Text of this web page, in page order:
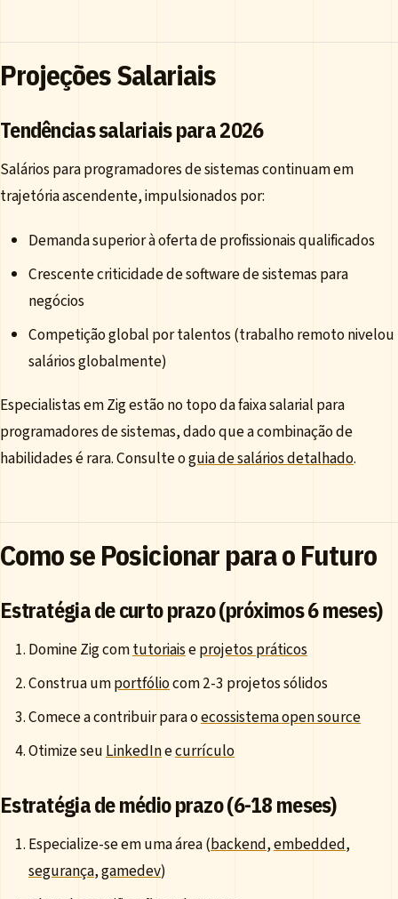
Projeções Salariais
Tendências salariais para 2026
Salários para programadores de sistemas continuam em
trajetória ascendente, impulsionados por:
Demanda superior à oferta de profissionais qualificados
Crescente criticidade de software de sistemas para
negócios
Competição global por talentos (trabalho remoto nivelou
salários globalmente)
Especialistas em Zig estão no topo da faixa salarial para
programadores de sistemas, dado que a combinação de
habilidades é rara. Consulte oguia de salários detalhado.
Como se Posicionar para o Futuro
Estratégia de curto prazo (próximos 6 meses)
Domine Zig comtutoriaiseprojetos práticos
Construa umportfóliocom 2-3 projetos sólidos
Comece a contribuir para oecossistema open source
Otimize seu LinkedInecurrículo
Estratégia de médio prazo (6-18 meses)
Especialize-se em uma área (backend,embedded,
segurança,gamedev)